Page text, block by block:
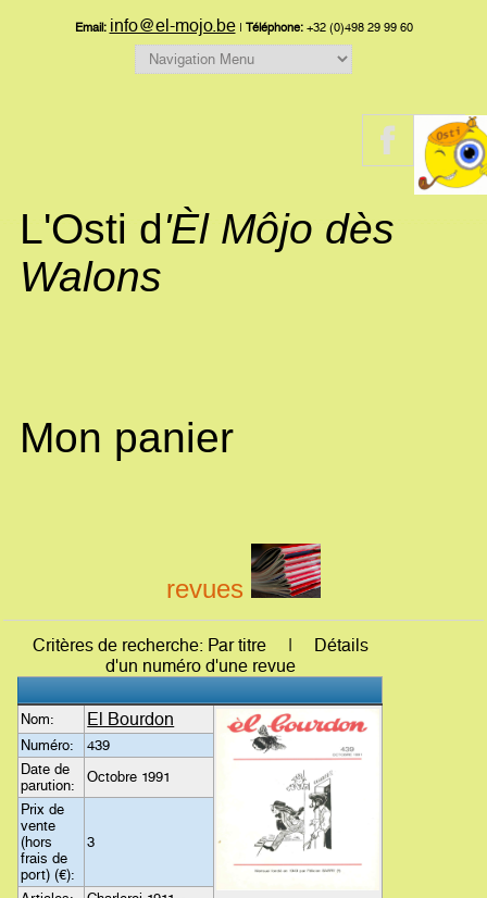
Email: info@el-mojo.be| Téléphone:+32 (0)498 29 99 60
L'Osti d'Èl Môjo dès
Walons
Mon panier
revues
Critères de recherche: Par titre | Détails
d'un numéro d'une revue
Nom: El Bourdon
Numéro:
439
Date de
parution:
Octobre 1991
Prix de
vente
(hors
frais de
port) (€):
3